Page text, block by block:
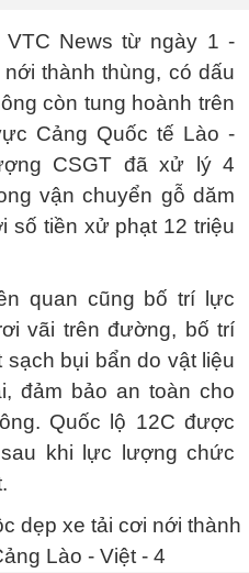
News từ ngày 1 -
thành thùng, có dấu
còn tung hoành trên
Cảng Quốc tế Lào -
CSGT đã xử lý 4
vận chuyển gỗ dăm
số tiền xử phạt 12 triệu
quan cũng bố trí lực
vãi trên đường, bố trí
bụi bẩn do vật liệu
đảm bảo an toàn cho
Quốc lộ 12C được
khi lực lượng chức